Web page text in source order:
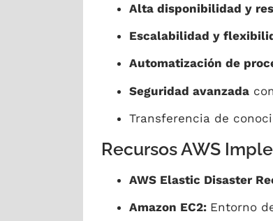
Alta disponibilidad y
Escalabilidad y
Automatización de
Seguridad avanzada
Transferencia de
Recursos AWS
AWS Elastic Disaster
Amazon EC2: Entorno